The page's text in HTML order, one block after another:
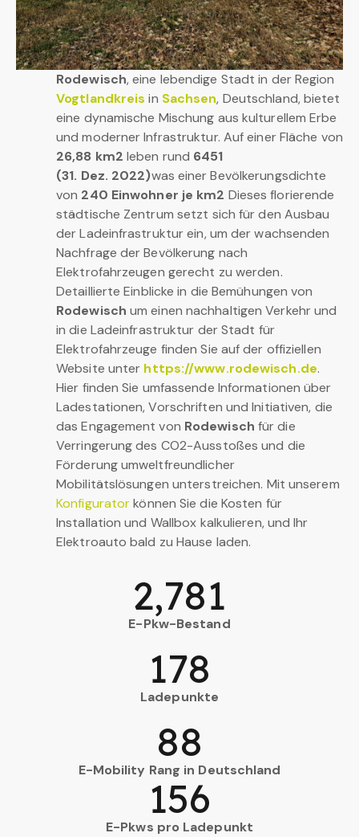
Rodewisch, eine lebendige Stadt in der Region
Vogtlandkreis in Sachsen, Deutschland, bietet
eine dynamische Mischung aus kulturellem Erbe
und moderner Infrastruktur. Auf einer Fläche von
26,88 km2 leben rund 6451
(31. Dez. 2022)was einer Bevölkerungsdichte
von 240 Einwohner je km2 Dieses florierende
städtische Zentrum setzt sich für den Ausbau
der Ladeinfrastruktur ein, um der wachsenden
Nachfrage der Bevölkerung nach
Elektrofahrzeugen gerecht zu werden.
Detaillierte Einblicke in die Bemühungen von
Rodewisch um einen nachhaltigen Verkehr und
in die Ladeinfrastruktur der Stadt für
Elektrofahrzeuge finden Sie auf der offiziellen
Website unter https://www.rodewisch.de.
Hier finden Sie umfassende Informationen über
Ladestationen, Vorschriften und Initiativen, die
das Engagement von Rodewisch für die
Verringerung des CO2-Ausstoßes und die
Förderung umweltfreundlicher
Mobilitätslösungen unterstreichen. Mit unserem
Konfiguratorkönnen Sie die Kosten für
Installation und Wallbox kalkulieren, und Ihr
Elektroauto bald zu Hause laden.
E-Pkw-Bestand
2,781
Ladepunkte
178
E-Mobility Rang in Deutschland
88
E-Pkws pro Ladepunkt
156